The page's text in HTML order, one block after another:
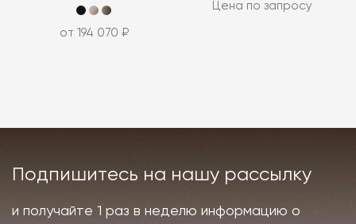
от 194 070 ₽
Цена по запросу
Подпишитесь на нашу рассылку
и получайте 1 раз в неделю информацию о